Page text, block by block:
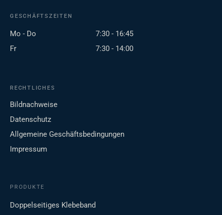
GESCHÄFTSZEITEN
Mo - Do
7:30 - 16:45
Fr
7:30 - 14:00
RECHTLICHES
Bildnachweise
Datenschutz
Allgemeine Geschäftsbedingungen
Impressum
PRODUKTE
Doppelseitiges Klebeband